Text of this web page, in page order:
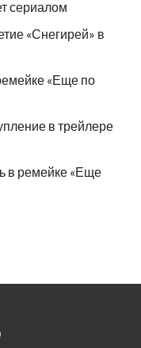
сериалом
«Снегирей» в
«Еще по
в трейлере
в ремейке «Еще